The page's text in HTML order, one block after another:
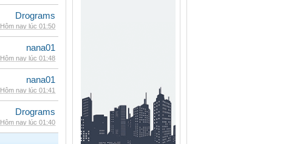
Drograms
Hôm nay lúc 01:50
nana01
Hôm nay lúc 01:48
nana01
Hôm nay lúc 01:41
Drograms
Hôm nay lúc 01:40